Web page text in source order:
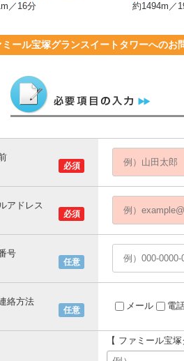
／16分
約1494m／
ミール宝塚グランスイートタワーへのお
必須
必須
アドレス
任意
号
任意
絡方法 メール 電
【 ファミール宝